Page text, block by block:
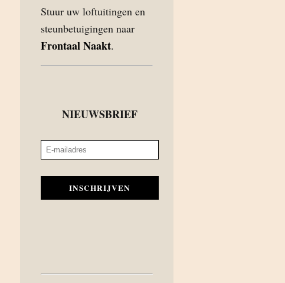
Stuur uw loftuitingen en
steunbetuigingen naar
Frontaal Naakt.
NIEUWSBRIEF
INSCHRIJVEN